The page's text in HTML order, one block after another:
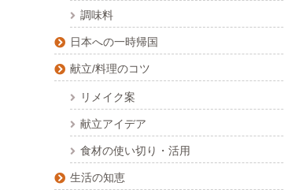
調味料
日本への一時帰国
献立/料理のコツ
リメイク案
献立アイデア
食材の使い切り・活用
生活の知恵